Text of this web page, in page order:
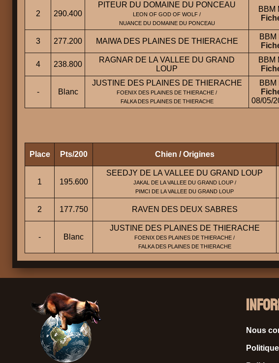
2 290.400
PITEUR DU DOMAINE DU PONCEAU
LEON OF GOD OF WOLF /
NUANCE DU DOMAINE DU PONCEAU
BBM
3 277.200 MAIWA DES PLAINES DE THIERACHE
BBM
4 238.800
RAGNAR DE LA VALLEE DU GRAND
LOUP
BBM
- Blanc
JUSTINE DES PLAINES DE THIERACHE
FOENIX DES PLAINES DE THIERACHE /
FALKA DES PLAINES DE THIERACHE
BBM
08/05/
Place Pts/200 Chien / Origines
1 195.600
SEEDJY DE LA VALLEE DU GRAND LOUP
JAKAL DE LA VALLEE DU GRAND LOUP /
PIMCI DE LA VALLEE DU GRAND LOUP
2 177.750 RAVEN DES DEUX SABRES
- Blanc
JUSTINE DES PLAINES DE THIERACHE
FOENIX DES PLAINES DE THIERACHE /
FALKA DES PLAINES DE THIERACHE
Nous